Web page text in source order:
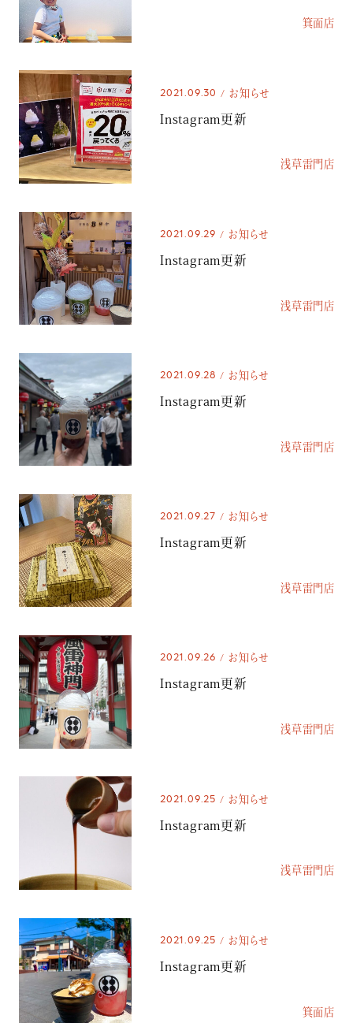
箕面店
2021.09.30 お知らせ
Instagram更新
浅草雷門店
2021.09.29 お知らせ
Instagram更新
浅草雷門店
2021.09.28 お知らせ
Instagram更新
浅草雷門店
2021.09.27 お知らせ
Instagram更新
浅草雷門店
2021.09.26 お知らせ
Instagram更新
浅草雷門店
2021.09.25 お知らせ
Instagram更新
浅草雷門店
2021.09.25 お知らせ
Instagram更新
箕面店